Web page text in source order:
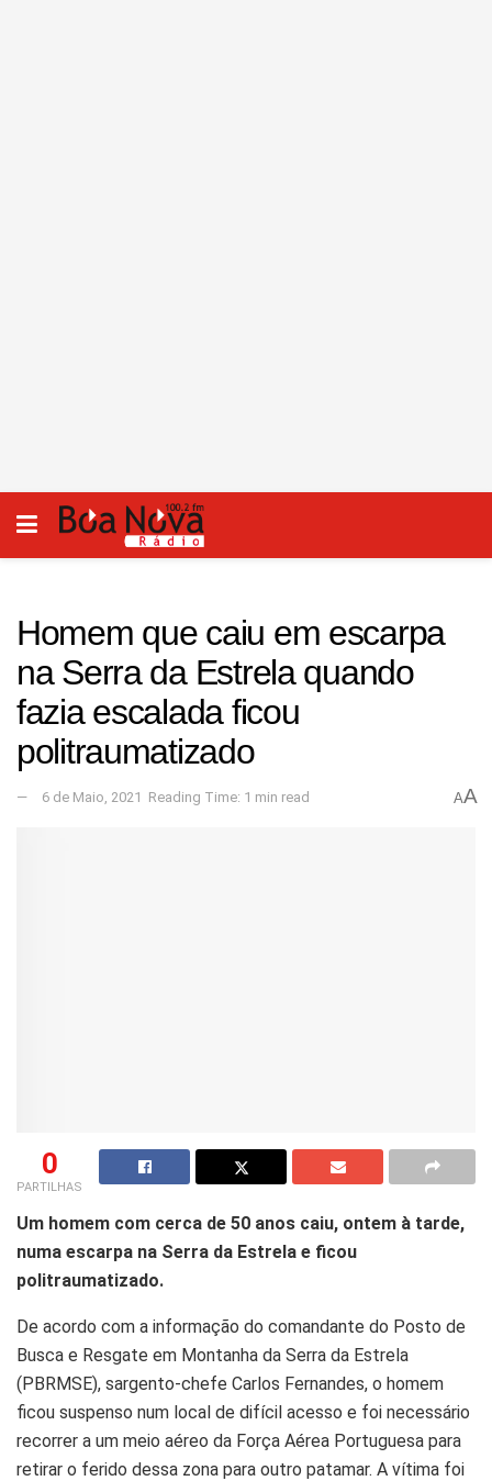
Homem que caiu em escarpa
na Serra da Estrela quando
fazia escalada ficou
politraumatizado
6 de Maio, 2021 Reading Time: 1 min read AA
0
PARTILHAS
Um homem com cerca de 50 anos caiu, ontem à tarde,
numa escarpa na Serra da Estrela e ficou
politraumatizado.
De acordo com a informação do comandante do Posto de
Busca e Resgate em Montanha da Serra da Estrela
(PBRMSE), sargento-chefe Carlos Fernandes, o homem
ficou suspenso num local de difícil acesso e foi necessário
recorrer a um meio aéreo da Força Aérea Portuguesa para
retirar o ferido dessa zona para outro patamar. A vítima foi